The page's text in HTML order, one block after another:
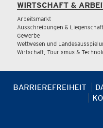
WIRTSCHAFT &
Arbeitsmarkt
Ausschreibungen &
Gewerbe
Wettwesen und
Wirtschaft, Tourismus &
BARRIEREFREIHEIT